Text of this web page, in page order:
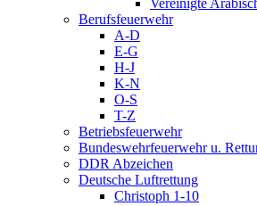
Vereinigte
Berufsfeuerwehr
A-D
E-G
H-J
K-N
O-S
T-Z
Betriebsfeuerwehr
Bundeswehrfeuerwehr u.
DDR Abzeichen
Deutsche Luftrettung
Christoph 1-10